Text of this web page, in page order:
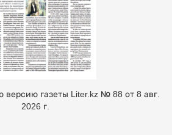
газеты Liter.kz № 88 от 8 авг.
2026 г.